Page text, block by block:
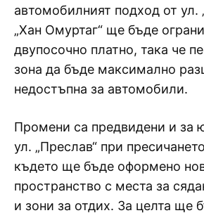
автомобилният подход от ул.
„Хан Омуртаг“ ще бъде
двупосочно платно, така че
зона да бъде максимално
недостъпна за автомобили.
Промени са предвидени и за
ул. „Преслав“ при
където ще бъде оформено
пространство с места за
и зони за отдих. За целта ще